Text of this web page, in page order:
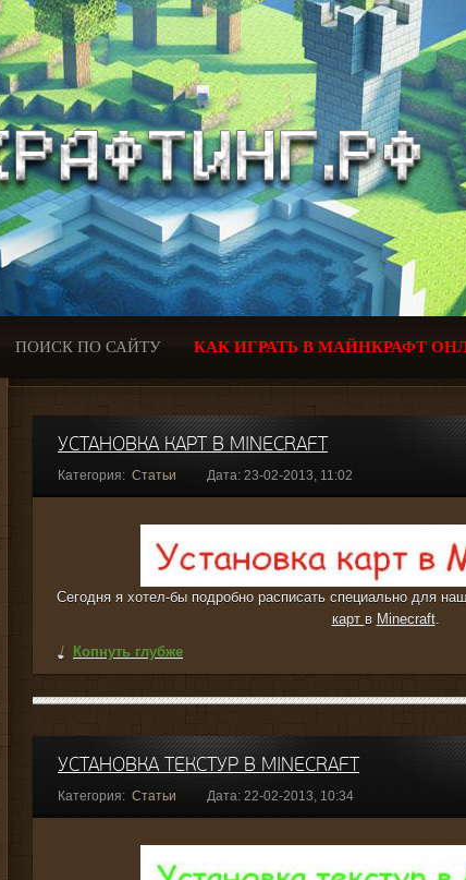
ПОИСК ПО САЙТУ КАК ИГРАТЬ В МАЙНКРАФТ
УСТАНОВКА КАРТ В MINECRAFT
Категория: Статьи Дата: 23-02-2013, 11:02
Сегодня я хотел-бы подробно расписать специально для
карт в Minecraft.
Копнуть глубже
УСТАНОВКА ТЕКСТУР В MINECRAFT
Категория: Статьи Дата: 22-02-2013, 10:34